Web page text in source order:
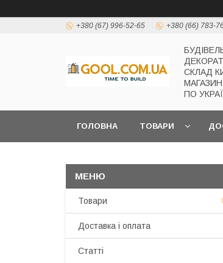
+380 (67) 996-52-65 +380 (66) 783-
СКЛАД
ПО
ГОЛОВНА ТОВАРИ
Товари
Доставка і оплата
Статті